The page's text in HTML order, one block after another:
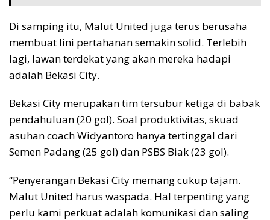
Di samping itu, Malut United juga terus berusaha
membuat lini pertahanan semakin solid. Terlebih
lagi, lawan terdekat yang akan mereka hadapi
adalah Bekasi City.
Bekasi City merupakan tim tersubur ketiga di babak
pendahuluan (20 gol). Soal produktivitas, skuad
asuhan coach Widyantoro hanya tertinggal dari
Semen Padang (25 gol) dan PSBS Biak (23 gol).
“Penyerangan Bekasi City memang cukup tajam.
Malut United harus waspada. Hal terpenting yang
perlu kami perkuat adalah komunikasi dan saling